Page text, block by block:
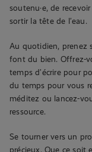
soutenu·e, de
sortir la tête de l’eau.
Au quotidien, prenez
font du bien. Offrez-
temps d’écrire pour
du temps pour vous
méditez ou lancez-
ressource.
Se tourner vers un
précieux. Que ce soit